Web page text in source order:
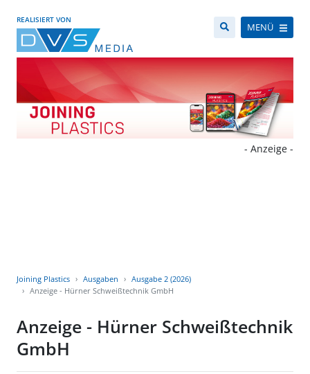
REALISIERT VON
MENÜ
- Anzeige -
Joining Plastics Ausgaben
Ausgabe 2 (2026)
Anzeige - Hürner Schweißtechnik GmbH
Anzeige - Hürner Schweißtechnik
GmbH